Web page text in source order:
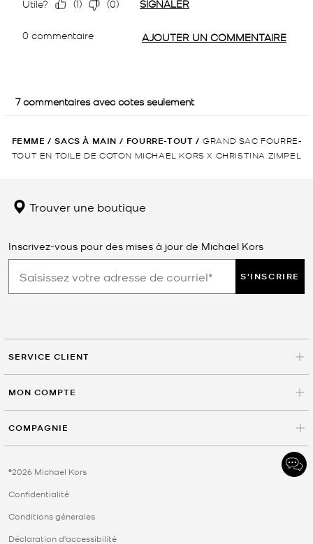
FEMME / SACS À MAIN / FOURRE-TOUT / GRAND SAC FOURRE-
TOUT EN TOILE DE COTON MICHAEL KORS X CHRISTINA ZIMPEL
Trouver une boutique
Inscrivez-vous pour des mises à jour de Michael Kors
S'INSCRIRE
SERVICE CLIENT
MON COMPTE
COMPAGNIE
©2026 Michael Kors
Confidentialité
Conditions génerales
Déclaration d'accessibilité